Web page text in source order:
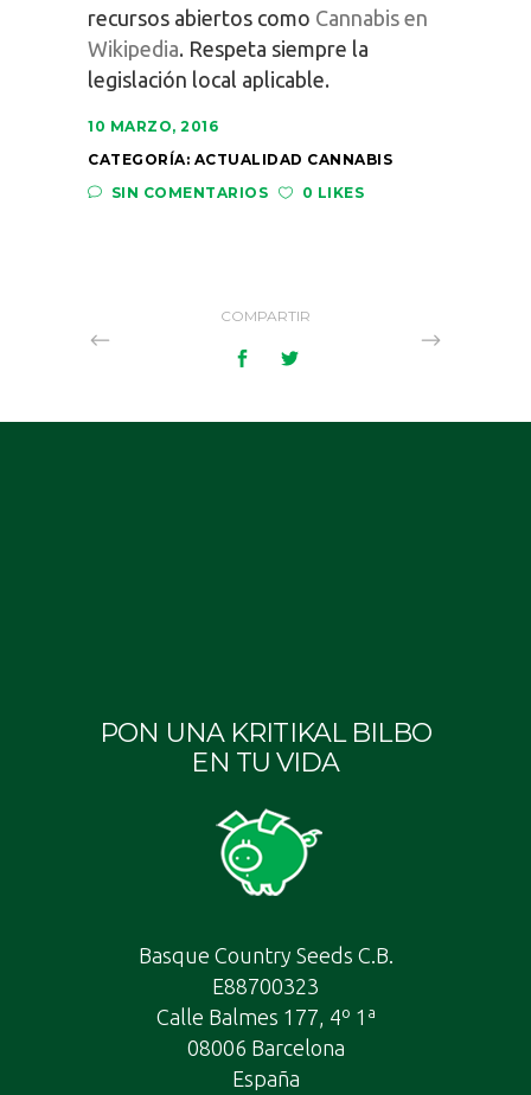
recursos abiertos como Cannabis en
Wikipedia. Respeta siempre la
legislación local aplicable.
10 MARZO, 2016
CATEGORÍA: ACTUALIDAD CANNABIS
SIN COMENTARIOS
0 LIKES
COMPARTIR
PON UNA KRITIKAL BILBO
EN TU VIDA
Basque Country Seeds C.B.
E88700323
Calle Balmes 177, 4º 1ª
08006 Barcelona
España